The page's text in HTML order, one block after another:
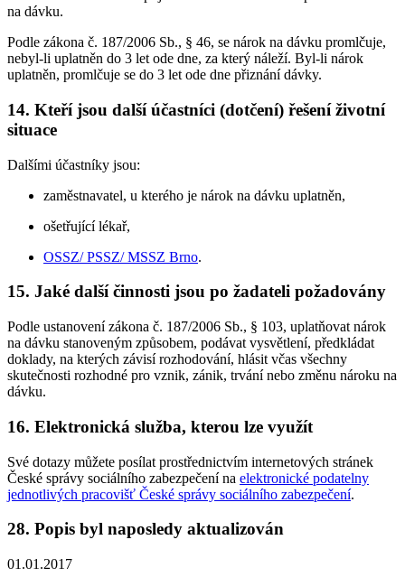
na dávku.
Podle zákona č. 187/2006 Sb., § 46, se nárok na dávku promlčuje,
nebyl-li uplatněn do 3 let ode dne, za který náleží. Byl-li nárok
uplatněn, promlčuje se do 3 let ode dne přiznání dávky.
14. Kteří jsou další účastníci (dotčení) řešení životní
situace
Dalšími účastníky jsou:
zaměstnavatel, u kterého je nárok na dávku uplatněn,
ošetřující lékař,
OSSZ/ PSSZ/ MSSZ Brno.
15. Jaké další činnosti jsou po žadateli požadovány
Podle ustanovení zákona č. 187/2006 Sb., § 103, uplatňovat nárok
na dávku stanoveným způsobem, podávat vysvětlení, předkládat
doklady, na kterých závisí rozhodování, hlásit včas všechny
skutečnosti rozhodné pro vznik, zánik, trvání nebo změnu nároku na
dávku.
16. Elektronická služba, kterou lze využít
Své dotazy můžete posílat prostřednictvím internetových stránek
České správy sociálního zabezpečení na elektronické podatelny
jednotlivých pracovišť České správy sociálního zabezpečení.
28. Popis byl naposledy aktualizován
01.01.2017